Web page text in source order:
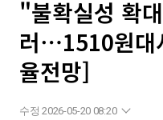
"불확실성 확
러⋯1510원대
율전망]
수정 2026-05-20 08:20